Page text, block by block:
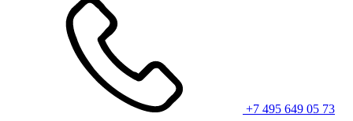
+7 495 649 05 73